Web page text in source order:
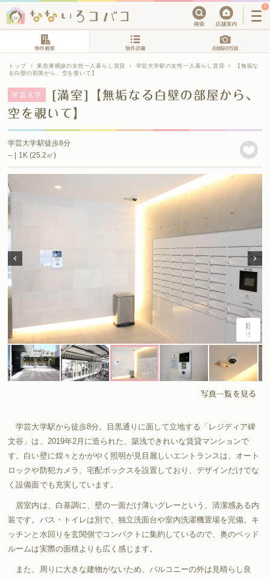
0
トップ › 東急東横線の女性一人暮らし賃貸 › 学芸大学駅の女性一人暮らし賃貸 ›
【無垢な
る白壁の部屋から、空を覗いて】
学芸大学
[満室]【無垢なる白壁の部屋から、
空を覗いて】
学芸大学駅徒歩8分
-- | 1K (25.2㎡)
写真一覧を見る
学芸大学駅から徒歩8分。目黒通りに面して立地する「レジディア碑
文谷」は、2019年2月に造られた、築浅できれいな賃貸マンションで
す。白い壁に煌々とかがやく照明が見目麗しいエントランスは、オート
ロックや防犯カメラ、宅配ボックスを設置しており、デザインだけでな
く設備面でも充実しています。
居室内は、白基調に、壁の一面だけ薄いグレーという、清潔感ある内
装です。バス・トイレは別で、独立洗面台や室内洗濯機置場を完備。キ
ッチンと水回りを玄関側でコンパクトに集約しているので、奥のベッド
ルームは実際の面積よりも広く感じます。
また、周りに大きな建物がないため、バルコニーの外は見晴らし良